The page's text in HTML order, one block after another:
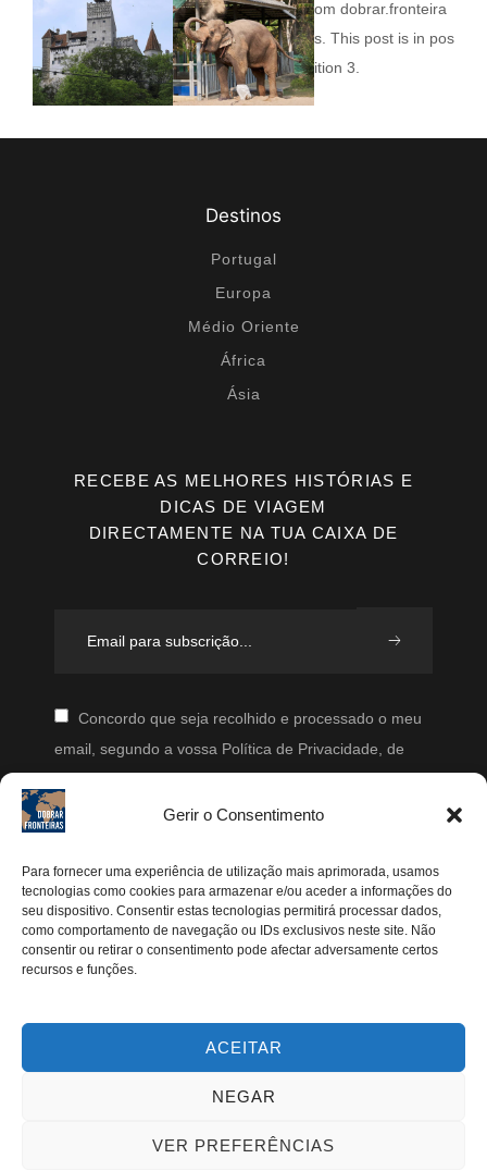
Gerir o Consentimento
Para fornecer uma experiência de utilização mais aprimorada, usamos
tecnologias como cookies para armazenar e/ou aceder a informações do
seu dispositivo. Consentir estas tecnologias permitirá processar dados,
como comportamento de navegação ou IDs exclusivos neste site. Não
consentir ou retirar o consentimento pode afectar adversamente certos
recursos e funções.
ACEITAR
NEGAR
VER PREFERÊNCIAS
Destinos
Portugal
Europa
Médio Oriente
África
Ásia
RECEBE AS MELHORES HISTÓRIAS E
DICAS DE VIAGEM
DIRECTAMENTE NA TUA CAIXA DE
CORREIO!
Concordo que seja recolhido e processado o meu
email, segundo a vossa Política de Privacidade, de
periodicamente.
Segue-me
Instagram
Pinterest
Youtube